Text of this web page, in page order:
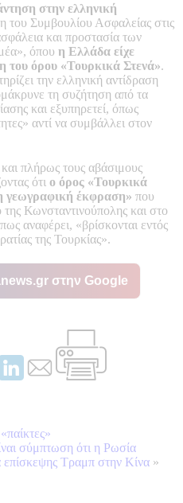
στην ελληνική
του Συμβουλίου Ασφαλείας στις
και προστασία των
όπου η Ελλάδα είχε
του όρου «Τουρκικά Στενά».
την ελληνική αντίδραση
τη συζήτηση από τα
και εξυπηρετεί, όπως
αντί να συμβάλλει στον
πλήρως τους αβάσιμους
ότι ο όρος «Τουρκικά
γεωγραφική έκφραση» που
Κωνσταντινούπολης και στο
αναφέρει, «βρίσκονται εντός
της Τουρκίας».
στην Google
σύμπτωση ότι η Ρωσία
Τραμπ στην Κίνα »